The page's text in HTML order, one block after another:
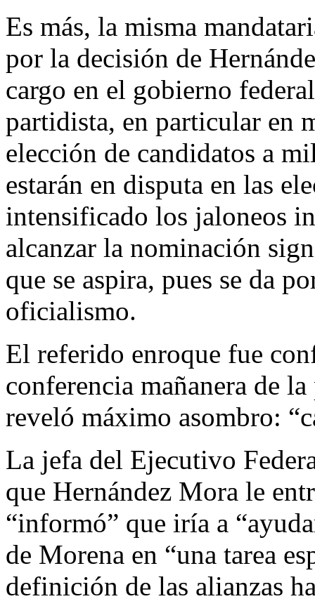
Es más, la misma
por la decisión de
cargo en el gobierno
partidista, en particular en
elección de candidatos a
estarán en disputa en las
intensificado los jaloneos
alcanzar la nominación
que se aspira, pues se da
oficialismo.
El referido enroque fue
conferencia mañanera de
reveló máximo asombro:
La jefa del Ejecutivo
que Hernández Mora le
“informó” que iría a
de Morena en “una tarea
definición de las alianzas